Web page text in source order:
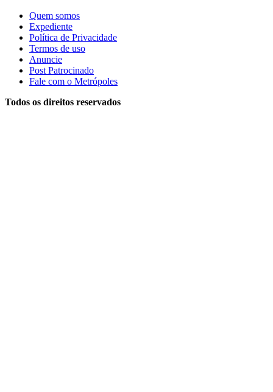
Quem somos
Expediente
Política de Privacidade
Termos de uso
Anuncie
Post Patrocinado
Fale com o Metrópoles
Todos os direitos reservados